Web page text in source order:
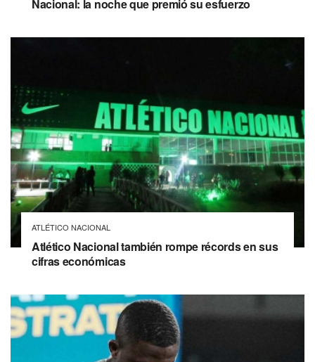
Nacional: la noche que premió su esfuerzo
ATLÉTICO NACIONAL
Atlético Nacional también rompe récords en sus
cifras económicas